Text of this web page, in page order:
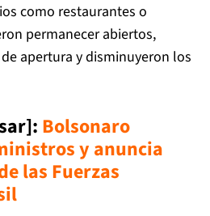
como restaurantes o
permanecer abiertos,
apertura y disminuyeron los
: Bolsonaro
y anuncia
las Fuerzas